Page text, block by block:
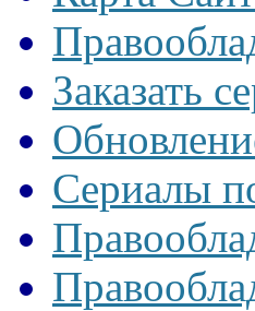
Заказать
Сериалы